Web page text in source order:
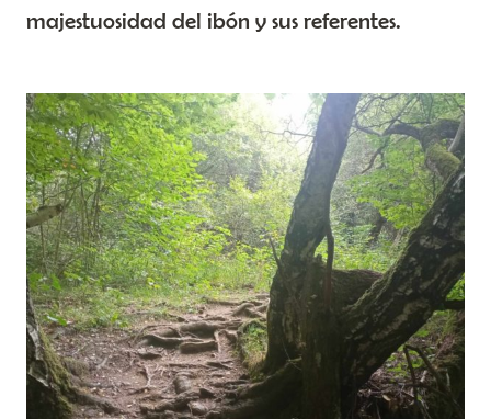
majestuosidad del ibón y sus referentes.